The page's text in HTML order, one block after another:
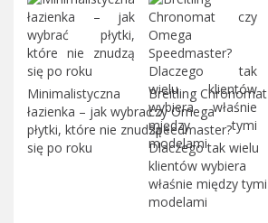
Minimalistyczna
łazienka – jak wybrać
płytki, które nie znudzą
się po roku
Breitling Chronomat
czy Omega
Speedmaster?
Dlaczego tak wielu
klientów wybiera
właśnie między tymi
modelami